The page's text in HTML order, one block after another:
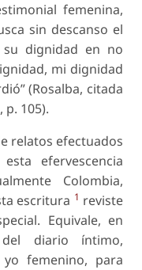
femenina,
sin descanso el
dignidad en no
mi dignidad
(Rosalba, citada
p. 105).
relatos efectuados
efervescencia
Colombia,
escritura 1 reviste
Equivale, en
diario íntimo,
femenino, para